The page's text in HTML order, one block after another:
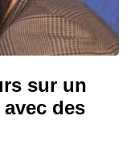
sur un
des